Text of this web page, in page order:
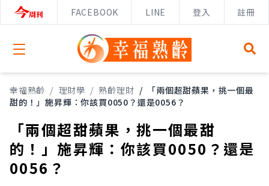
FACEBOOK LINE 登入 註冊
Open menu
幸福熟齡 / 理財學 / 熟齡理財 /
「兩個超甜蘋果，挑一個最
甜的！」施昇輝：你該買0050？還是0056？
「兩個超甜蘋果，挑一個最甜
的！」施昇輝：你該買0050？還是
0056？